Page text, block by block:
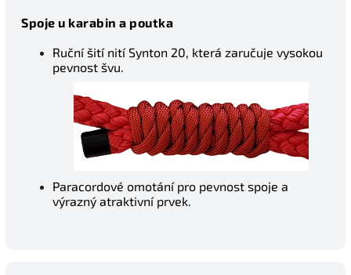
Spoje u karabin a poutka
Ruční šití nití Synton 20, která zaručuje vysokou
pevnost švu.
Paracordové omotání pro pevnost spoje a
výrazný atraktivní prvek.